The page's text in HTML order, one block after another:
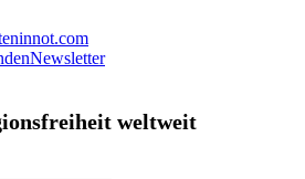
Newsletter
weltweit